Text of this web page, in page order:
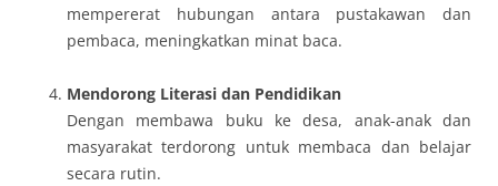
mempererat hubungan antara pustakawan dan
pembaca, meningkatkan minat baca.
Mendorong Literasi dan Pendidikan
Dengan membawa buku ke desa, anak-anak dan
masyarakat terdorong untuk membaca dan belajar
secara rutin.